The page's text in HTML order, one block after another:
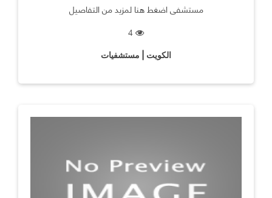
مستشفى اضغط هنا لمزيد من التفاصيل
الكويت | مستشفيات